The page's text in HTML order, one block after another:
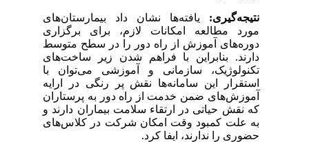
نتیجه‌گیری:یافته‌ها نشان داد بیمارستان‌های
مورد مطالعه امکانات لازم، برای برگزاری
دوره‌های آموزش از راه دور را در سطح متوسط
دارند. بنابراین با فراهم شدن زیر ساخت‌های
تکنولوژیک، سازمانی و آموزشی می‌توان با
استقرار این سامانه‌ها نقش پر رنگی در ارایه
آموزش‌های ضمن خدمت از راه دور به پرستاران
که نقش حیاتی در ارتقاء سلامت بیماران دارند و
به علت کمبود وقت امکان شرکت در کلاس‌های
حضوری را ندارند، ایفا کرد.